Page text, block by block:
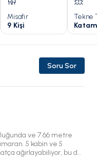
Misafir
9 Kişi
Tekne
Soru Sor
ve 7.66 metre
5 kabin ve 5
ağırlayabiliyor, bu da